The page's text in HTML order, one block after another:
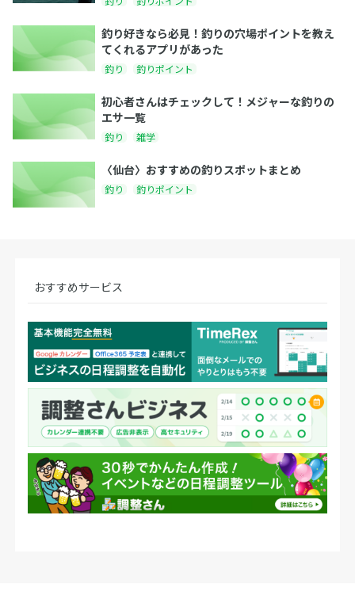
釣り好きなら必見！釣りの穴場ポイントを教え
てくれるアプリがあった
釣り 釣りポイント
初心者さんはチェックして！メジャーな釣りの
エサ一覧
釣り 雑学
〈仙台〉おすすめの釣りスポットまとめ
釣り 釣りポイント
おすすめサービス